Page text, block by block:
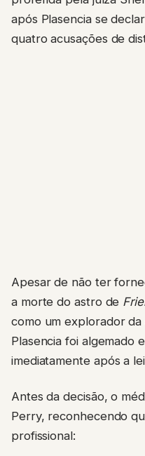
após Plasencia se
quatro acusações de
Apesar de não ter
a morte do astro de
como um explorador
Plasencia foi algemado
imediatamente após a
Antes da decisão, o
Perry, reconhecendo
profissional: